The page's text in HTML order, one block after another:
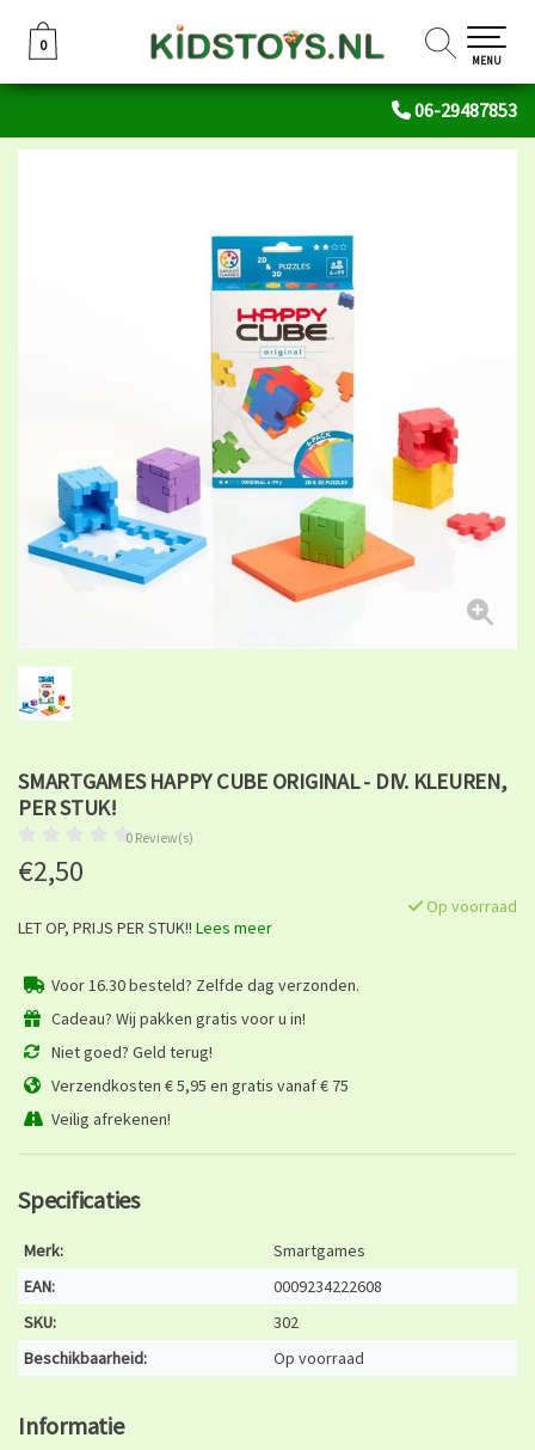
06-29487853
0
0
MENU
SMARTGAMES HAPPY CUBE ORIGINAL - DIV. KLEUREN,
PER STUK!
0 Review(s)
€2,50
Op voorraad
LET OP, PRIJS PER STUK!! Lees meer
Voor 16.30 besteld? Zelfde dag verzonden.
Cadeau? Wij pakken gratis voor u in!
Niet goed? Geld terug!
Verzendkosten € 5,95 en gratis vanaf € 75
Veilig afrekenen!
Specificaties
Merk:
Smartgames
EAN:
0009234222608
SKU:
302
Beschikbaarheid:
Op voorraad
Informatie